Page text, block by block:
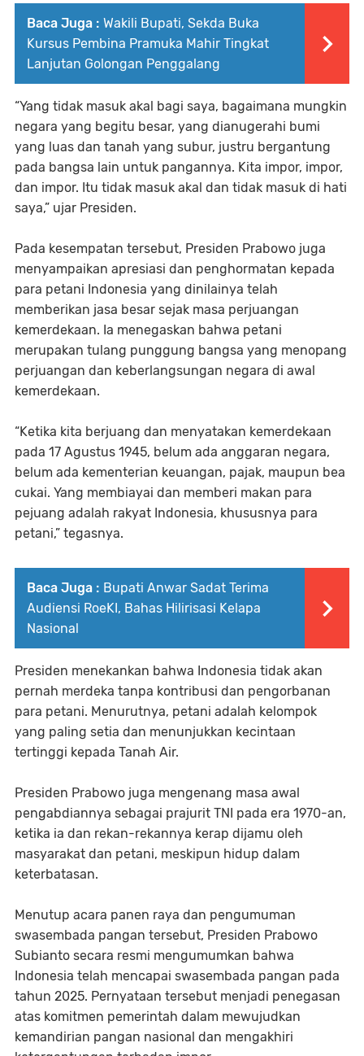
Baca Juga : Wakili Bupati, Sekda Buka
Kursus Pembina Pramuka Mahir Tingkat
Lanjutan Golongan Penggalang
“Yang tidak masuk akal bagi saya, bagaimana mungkin
negara yang begitu besar, yang dianugerahi bumi
yang luas dan tanah yang subur, justru bergantung
pada bangsa lain untuk pangannya. Kita impor, impor,
dan impor. Itu tidak masuk akal dan tidak masuk di hati
saya,” ujar Presiden.
Pada kesempatan tersebut, Presiden Prabowo juga
menyampaikan apresiasi dan penghormatan kepada
para petani Indonesia yang dinilainya telah
memberikan jasa besar sejak masa perjuangan
kemerdekaan. Ia menegaskan bahwa petani
merupakan tulang punggung bangsa yang menopang
perjuangan dan keberlangsungan negara di awal
kemerdekaan.
“Ketika kita berjuang dan menyatakan kemerdekaan
pada 17 Agustus 1945, belum ada anggaran negara,
belum ada kementerian keuangan, pajak, maupun bea
cukai. Yang membiayai dan memberi makan para
pejuang adalah rakyat Indonesia, khususnya para
petani,” tegasnya.
Baca Juga : Bupati Anwar Sadat Terima
Audiensi RoeKI, Bahas Hilirisasi Kelapa
Nasional
Presiden menekankan bahwa Indonesia tidak akan
pernah merdeka tanpa kontribusi dan pengorbanan
para petani. Menurutnya, petani adalah kelompok
yang paling setia dan menunjukkan kecintaan
tertinggi kepada Tanah Air.
Presiden Prabowo juga mengenang masa awal
pengabdiannya sebagai prajurit TNI pada era 1970-an,
ketika ia dan rekan-rekannya kerap dijamu oleh
masyarakat dan petani, meskipun hidup dalam
keterbatasan.
Menutup acara panen raya dan pengumuman
swasembada pangan tersebut, Presiden Prabowo
Subianto secara resmi mengumumkan bahwa
Indonesia telah mencapai swasembada pangan pada
tahun 2025. Pernyataan tersebut menjadi penegasan
atas komitmen pemerintah dalam mewujudkan
kemandirian pangan nasional dan mengakhiri